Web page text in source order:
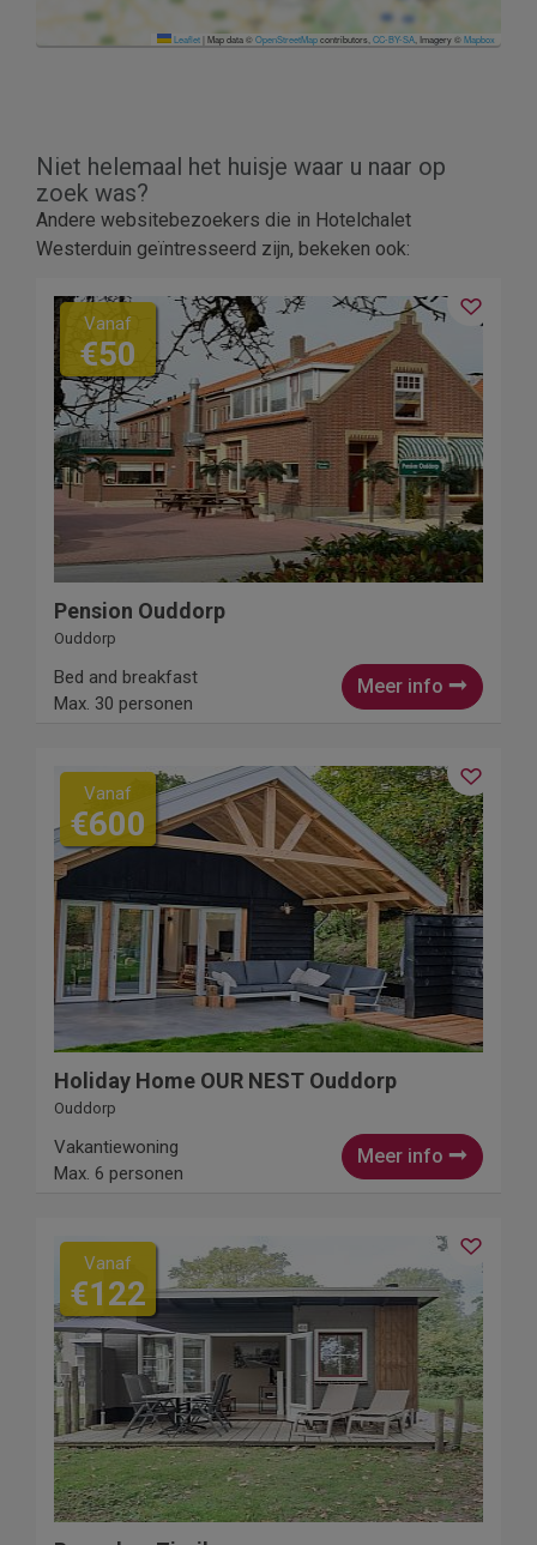
Leaflet|Map data ©OpenStreetMapcontributors,CC-BY-SA, Imagery ©Mapbox
Niet helemaal het huisje waar u naar op
zoek was?
Andere websitebezoekers die in Hotelchalet
Westerduin geïntresseerd zijn, bekeken ook:
Vanaf
€50
Pension Ouddorp
Ouddorp
Meer info
Bed and breakfast
Max. 30 personen
Vanaf
€600
Holiday Home OUR NEST Ouddorp
Ouddorp
Meer info
Vakantiewoning
Max. 6 personen
Vanaf
€122